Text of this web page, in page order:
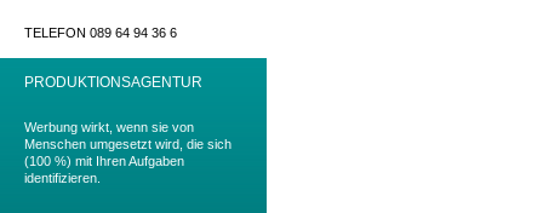
TELEFON 089 64 94 36 6
PRODUKTIONSAGENTUR
Werbung wirkt, wenn sie von
Menschen umgesetzt wird, die sich
(100 %) mit Ihren Aufgaben
identifizieren.